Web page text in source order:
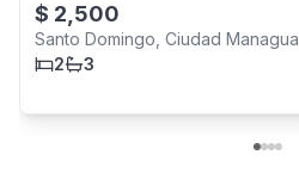
$ 2,500
Santo Domingo, Ciudad Managua
2
3